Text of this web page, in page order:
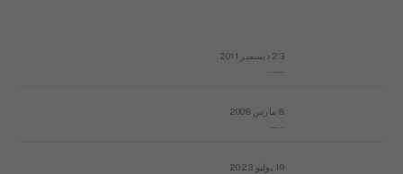
23 ديسمبر 2011
8 مارس 2008
19 يوليو 2023